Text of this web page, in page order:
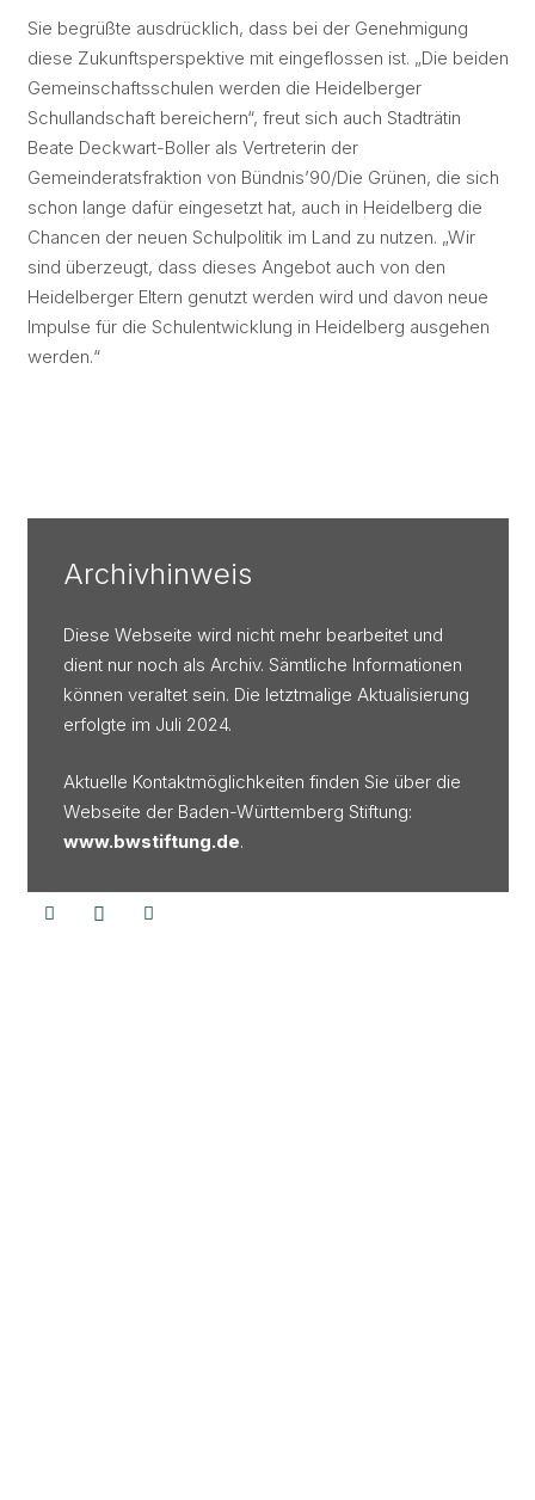
Sie begrüßte ausdrücklich, dass bei der Genehmigung
diese Zukunftsperspektive mit eingeflossen ist. „Die beiden
Gemeinschaftsschulen werden die Heidelberger
Schullandschaft bereichern“, freut sich auch Stadträtin
Beate Deckwart-Boller als Vertreterin der
Gemeinderatsfraktion von Bündnis’90/Die Grünen, die sich
schon lange dafür eingesetzt hat, auch in Heidelberg die
Chancen der neuen Schulpolitik im Land zu nutzen. „Wir
sind überzeugt, dass dieses Angebot auch von den
Heidelberger Eltern genutzt werden wird und davon neue
Impulse für die Schulentwicklung in Heidelberg ausgehen
werden.“
Archivhinweis
Diese Webseite wird nicht mehr bearbeitet und
dient nur noch als Archiv. Sämtliche Informationen
können veraltet sein. Die letztmalige Aktualisierung
erfolgte im Juli 2024.
Aktuelle Kontaktmöglichkeiten finden Sie über die
Webseite der Baden-Württemberg Stiftung:
www.bwstiftung.de.